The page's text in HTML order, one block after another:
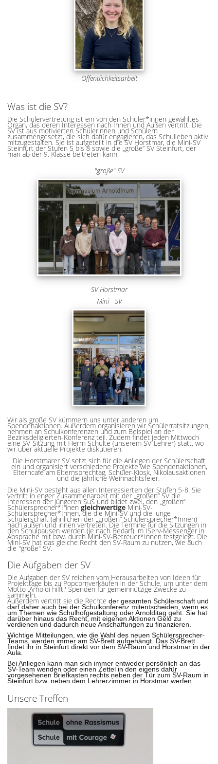
Öffentlichkeitsarbeit
Was ist die SV?
Die Schülervertretung ist ein von den Schüler*innen gewähltes
Organ, das deren Interessen nach Innen und Außen vertritt. Die
SV ist aus motivierten Schülerinnen und Schülern
zusammengesetzt, die sich dafür engagieren, das Schulleben aktiv
mitzugestalten. Sie ist aufgeteilt in die SV Horstmar, die Mini-SV
Steinfurt der Stufen 5 bis 8 sowie die „große” SV Steinfurt, der
man ab der 9. Klasse beitreten kann.
"große" SV
SV Horstmar
Mini - SV
Wir als große SV kümmern uns unter anderen um
Spendenaktionen. Außerdem organisieren wir Schülerratsitzungen,
nehmen an Schulkonferenzen und zum Beispiel an der
Bezirksdeligierten-Konferenz teil. Zudem findet jeden Mittwoch
eine SV-Sitzung mit Herrn Schulte (unserem SV-Lehrer) statt, wo
wir über aktuelle Projekte diskutieren.
Die Horstmarer SV setzt sich für die Anliegen der Schülerschaft
ein und organisiert verschiedene Projekte wie Spendenaktionen,
Elterncafe am Elternsprechtag, Schüler-Kiosk, Nikolausaktionen
und die jährliche Weihnachtsfeier.
Die Mini-SV besteht aus allen Interessierten der Stufen 5-8. Sie
vertritt in enger Zusammenarbeit mit der „großen“ SV die
Interessen der jüngeren SuS und bildet zwei, den „großen“
Schülersprecher*InnengleichwertigeMini-SV-
Schülersprecher*Innen, die die Mini-SV und die junge
Schülerschaft (ähnlichen der „großen“ Schülersprecher*Innen)
nach außen und innen vertreten. Die Termine für die Sitzungen in
den Schulpausen werden (je nach Bedarf) im IServ-Messenger in
Absprache mit bzw. durch Mini-SV-Betreuer*Innen festgelegt. Die
Mini-SV hat das gleiche Recht den SV-Raum zu nutzen, wie auch
die "große" SV.
Die Aufgaben der SV
Die Aufgaben der SV reichen vom Herausarbeiten von Ideen für
Projekttage bis zu Popcornverkäufen in der Schule, um unter dem
Motto ‚Arnoldi hilft!' Spenden für gemeinnützige Zwecke zu
sammeln.
Außerdem vertritt sie die Rechte der gesamten Schülerschaft und
darf daher auch bei der Schulkonferenz mitentscheiden, wenn es
um Themen wie Schulhofgestaltung oder Arnolditag geht. Sie hat
darüber hinaus das Recht, mit eigenen Aktionen Geld zu
verdienen und dadurch neue Anschaffungen zu finanzieren.
Wichtige Mitteilungen, wie die Wahl des neuen Schülersprecher-
Teams, werden immer am SV-Brett aufgehängt. Das SV-Brett
findet ihr in Steinfurt direkt vor dem SV-Raum und Horstmar in der
Aula.
Bei Anliegen kann man sich immer entweder persönlich an das
SV-Team wenden oder einen Zettel in den eigens dafür
vorgesehenen Briefkasten rechts neben der Tür zum SV-Raum in
Steinfurt bzw. neben dem Lehrerzimmer in Horstmar werfen.
Unsere Treffen